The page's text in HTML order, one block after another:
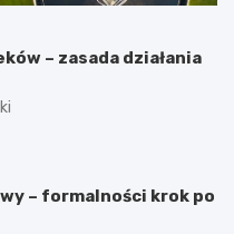
– zasada działania
– formalności krok po